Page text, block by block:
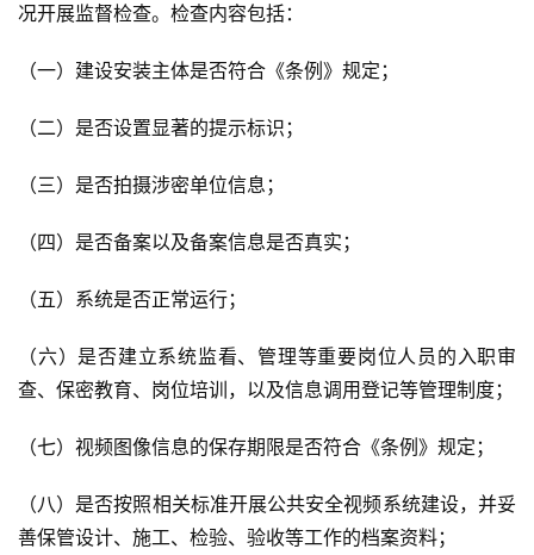
况开展监督检查。检查内容包括：
（一）建设安装主体是否符合《条例》规定；
（二）是否设置显著的提示标识；
（三）是否拍摄涉密单位信息；
（四）是否备案以及备案信息是否真实；
（五）系统是否正常运行；
（六）是否建立系统监看、管理等重要岗位人员的入职审
查、保密教育、岗位培训，以及信息调用登记等管理制度；
（七）视频图像信息的保存期限是否符合《条例》规定；
（八）是否按照相关标准开展公共安全视频系统建设，并妥
善保管设计、施工、检验、验收等工作的档案资料；